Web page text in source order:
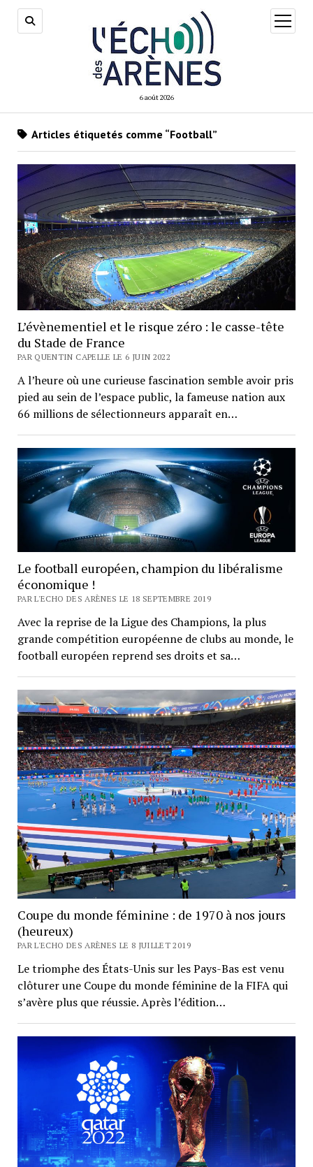
6 août 2026
ouvrir
menu
Articles étiquetés comme “Football”
L’évènementiel et le risque zéro : le casse-tête
du Stade de France
PAR QUENTIN CAPELLE LE 6 JUIN 2022
A l’heure où une curieuse fascination semble avoir pris
pied au sein de l’espace public, la fameuse nation aux
66 millions de sélectionneurs apparaît en…
Le football européen, champion du libéralisme
économique !
PAR L'ECHO DES ARÈNES LE 18 SEPTEMBRE 2019
Avec la reprise de la Ligue des Champions, la plus
grande compétition européenne de clubs au monde, le
football européen reprend ses droits et sa…
Coupe du monde féminine : de 1970 à nos jours
(heureux)
PAR L'ECHO DES ARÈNES LE 8 JUILLET 2019
Le triomphe des États-Unis sur les Pays-Bas est venu
clôturer une Coupe du monde féminine de la FIFA qui
s’avère plus que réussie. Après l’édition…